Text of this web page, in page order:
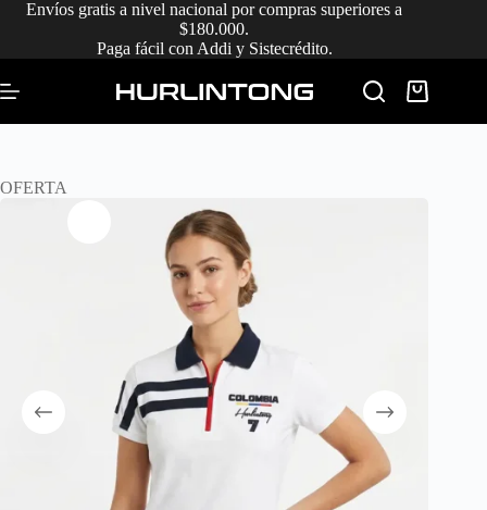
SaltarEnvíos gratis a nivel nacional por compras superiores a
$180.000.
Paga fácil con Addi y Sistecrédito.
Carro
de
compra
OFERTA